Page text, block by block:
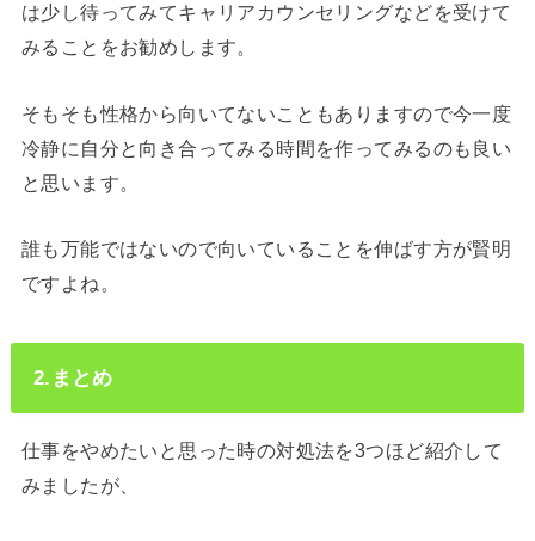
は少し待ってみてキャリアカウンセリングなどを受けて
みることをお勧めします。
そもそも性格から向いてないこともありますので今一度
冷静に自分と向き合ってみる時間を作ってみるのも良い
と思います。
誰も万能ではないので向いていることを伸ばす方が賢明
ですよね。
2.まとめ
仕事をやめたいと思った時の対処法を3つほど紹介して
みましたが、